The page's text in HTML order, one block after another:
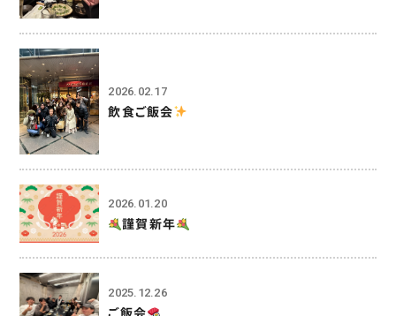
2026.02.17
飲食ご飯会
2026.01.20
謹賀新年
2025.12.26